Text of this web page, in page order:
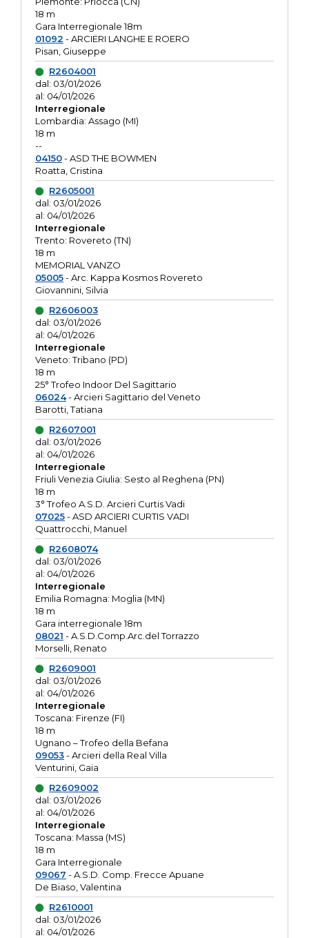
18 m
Gara Interregionale 18m
01092 - ARCIERI LANGHE E ROERO
Pisan, Giuseppe
R2604001
dal: 03/01/2026
al: 04/01/2026
Interregionale
Lombardia: Assago (MI)
18 m
--
04150- ASD THE BOWMEN
Roatta, Cristina
R2605001
dal: 03/01/2026
al: 04/01/2026
Interregionale
Trento: Rovereto (TN)
18 m
MEMORIAL VANZO
05005- Arc. Kappa Kosmos Rovereto
Giovannini, Silvia
R2606003
dal: 03/01/2026
al: 04/01/2026
Interregionale
Veneto: Tribano (PD)
18 m
25° Trofeo Indoor Del Sagittario
06024- Arcieri Sagittario del Veneto
Barotti, Tatiana
R2607001
dal: 03/01/2026
al: 04/01/2026
Interregionale
Friuli Venezia Giulia: Sesto al Reghena (PN)
18 m
3° Trofeo A.S.D. Arcieri Curtis Vadi
07025- ASD ARCIERI CURTIS VADI
Quattrocchi, Manuel
R2608074
dal: 03/01/2026
al: 04/01/2026
Interregionale
Emilia Romagna: Moglia (MN)
18 m
Gara interregionale 18m
08021 - A.S.D.Comp.Arc.del Torrazzo
Morselli, Renato
R2609001
dal: 03/01/2026
al: 04/01/2026
Interregionale
Toscana: Firenze (FI)
18 m
Ugnano – Trofeo della Befana
09053- Arcieri della Real Villa
Venturini, Gaia
R2609002
dal: 03/01/2026
al: 04/01/2026
Interregionale
Toscana: Massa (MS)
18 m
Gara Interregionale
09067 - A.S.D. Comp. Frecce Apuane
De Biaso, Valentina
R2610001
dal: 03/01/2026
al: 04/01/2026